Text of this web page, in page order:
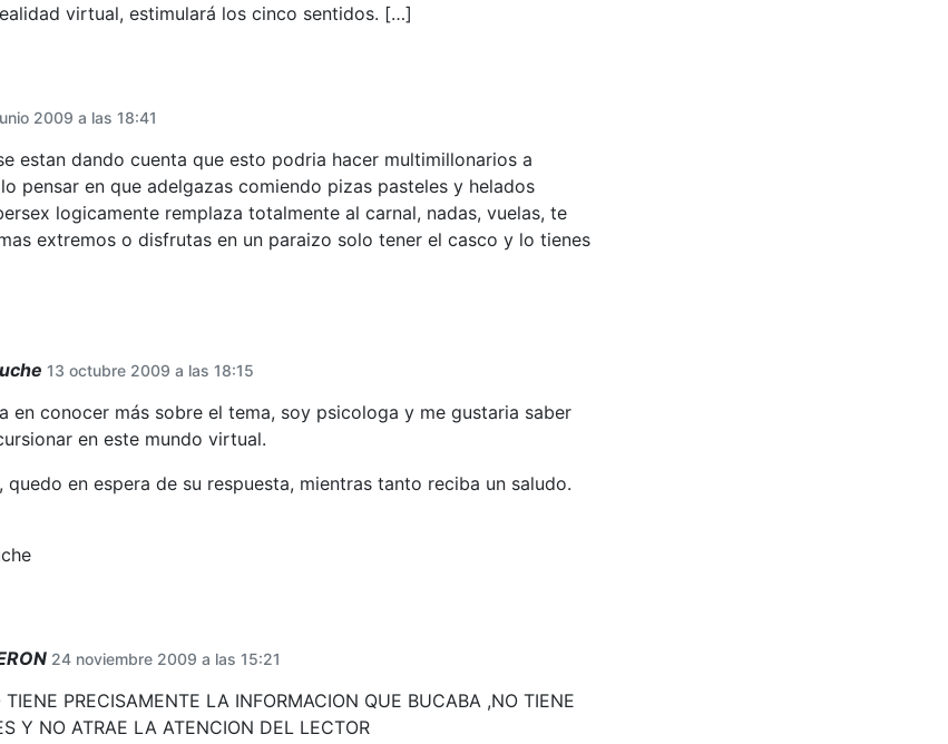
virtual, estimulará los cinco sentidos. […]
2009 a las 18:41
estan dando cuenta que esto podria hacer multimillonarios a
pensar en que adelgazas comiendo pizas pasteles y helados
logicamente remplaza totalmente al carnal, nadas, vuelas, te
extremos o disfrutas en un paraizo solo tener el casco y lo tienes
13 octubre 2009 a las 18:15
en conocer más sobre el tema, soy psicologa y me gustaria saber
en este mundo virtual.
quedo en espera de su respuesta, mientras tanto reciba un saludo.
24 noviembre 2009 a las 15:21
PRECISAMENTE LA INFORMACION QUE BUCABA ,NO TIENE
Y NO ATRAE LA ATENCION DEL LECTOR